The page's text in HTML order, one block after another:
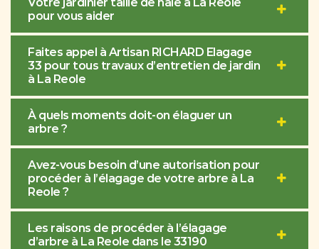
pour vous aider
Faites appel à Artisan RICHARD Elagage
33 pour tous travaux d’entretien de jardin
à La Reole
À quels moments doit-on élaguer un
arbre ?
Avez-vous besoin d’une autorisation pour
procéder à l’élagage de votre arbre à La
Reole ?
Les raisons de procéder à l’élagage
d’arbre à La Reole dans le 33190